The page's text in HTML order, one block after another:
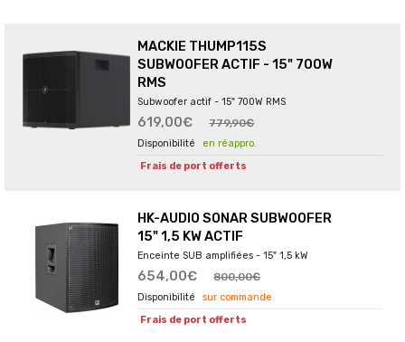
MACKIE THUMP115S
SUBWOOFER ACTIF - 15" 700W
RMS
Subwoofer actif - 15" 700W RMS
619,00€ 779,90€
en réappro.
Frais de port offerts
HK-AUDIO SONAR SUBWOOFER
15" 1,5 KW ACTIF
Enceinte SUB amplifiées - 15" 1,5 kW
654,00€ 800,00€
sur commande
Frais de port offerts